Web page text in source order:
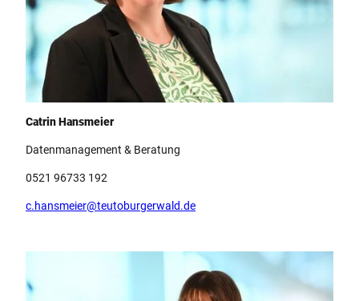
Team Teutoburger Wald Tourismus, Catrin Hansmeier
Catrin Hansmeier
Datenmanagement & Beratung
0521 96733 192
c.hansmeier@teutoburgerwald.de